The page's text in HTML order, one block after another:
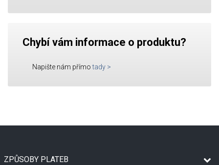
Chybí vám informace o produktu?
Napište nám přímo tady >
ZPŮSOBY PLATEB